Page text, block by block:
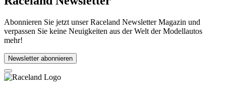
Abonnieren Sie jetzt unser Raceland Newsletter Magazin und
verpassen Sie keine Neuigkeiten aus der Welt der Modellautos
mehr!
Newsletter abonnieren